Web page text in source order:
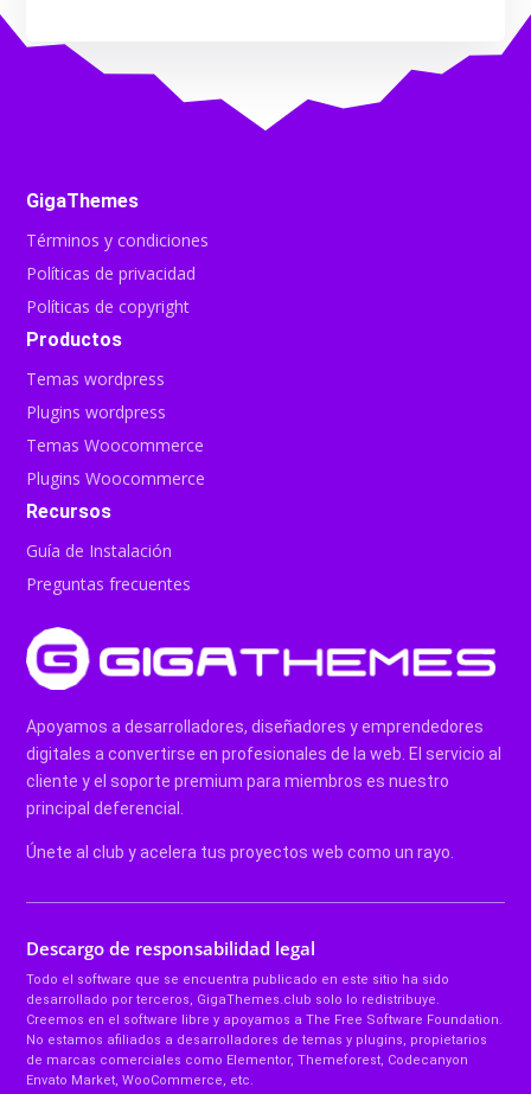
GigaThemes
Términos y condiciones
Políticas de privacidad
Políticas de copyright
Productos
Temas wordpress
Plugins wordpress
Temas Woocommerce
Plugins Woocommerce
Recursos
Guía de Instalación
Preguntas frecuentes
Apoyamos a desarrolladores, diseñadores y emprendedores
digitales a convertirse en profesionales de la web. El servicio al
cliente y el soporte premium para miembros es nuestro
principal deferencial.
Únete al club y acelera tus proyectos web como un rayo.
Descargo de responsabilidad legal
Todo el software que se encuentra publicado en este sitio ha sido
desarrollado por terceros, GigaThemes.club solo lo redistribuye.
Creemos en el software libre y apoyamos a The Free Software Foundation.
No estamos afiliados a desarrolladores de temas y plugins, propietarios
de marcas comerciales como Elementor, Themeforest, Codecanyon
Envato Market, WooCommerce, etc.